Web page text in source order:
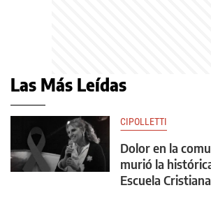
Las Más Leídas
CIPOLLETTI
Dolor en la
murió la
Escuela